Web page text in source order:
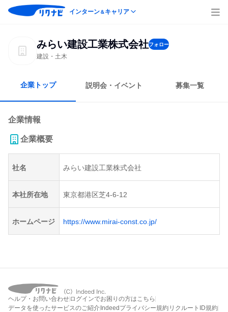
インターン＆キャリア
みらい建設工業株式会社フォロー
建設・土木
企業トップ 説明会・イベント 募集一覧
企業情報
企業概要
社名 みらい建設工業株式会社
本社所在地 東京都港区芝4-6-12
ホームページ https://www.mirai-const.co.jp/
ヘルプ・お問い合わせ ログインでお困りの方はこちら
データを使ったサービスのご紹介 Indeedプライバシー規約 リクルートID規約